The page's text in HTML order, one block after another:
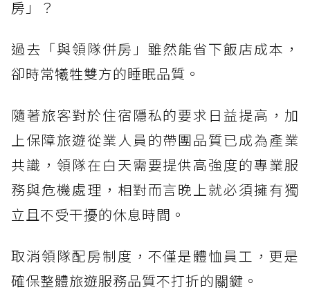
房」？
過去「與領隊併房」雖然能省下飯店成本，
卻時常犧牲雙方的睡眠品質。
隨著旅客對於住宿隱私的要求日益提高，加
上保障旅遊從業人員的帶團品質已成為產業
共識，領隊在白天需要提供高強度的專業服
務與危機處理，相對而言晚上就必須擁有獨
立且不受干擾的休息時間。
取消領隊配房制度，不僅是體恤員工，更是
確保整體旅遊服務品質不打折的關鍵。